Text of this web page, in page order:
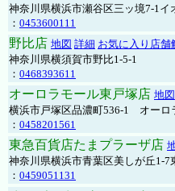
神奈川県横浜市瀬谷区三ッ境7-1イ
： 0453600111
野比店 地図 詳細 お気に入り店舗
神奈川県横須賀市野比1-5-1
： 0468393611
オーロラモール東戸塚店 地図
横浜市戸塚区品濃町536-1 オーロ
： 0458201561
東急百貨店たまプラーザ店
神奈川県横浜市青葉区美しが丘1-
： 0459051131